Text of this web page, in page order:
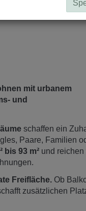
mit urbanem
und
schaffen ein
Paare, Familien
bis 93 m² und reichen
Freifläche. Ob
zusätzlichen